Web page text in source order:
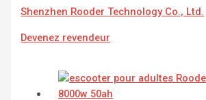
Shenzhen Rooder Technology Co., Ltd.
Devenez revendeur